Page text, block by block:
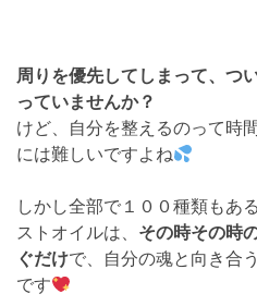
周りを優先してしまって、つ
っていませんか？
けど、自分を整えるのって時
には難しいですよね
しかし全部で１００種類もあ
ストオイルは、 その時その時
ぐだけで、自分の魂と向き合
です